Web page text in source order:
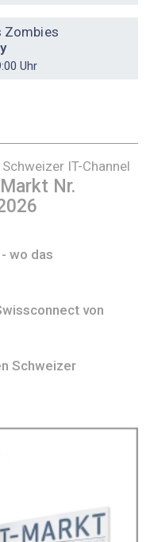
Zombies
Uhr
Schweizer IT-Channel
Nr.
wo das
von
Schweizer